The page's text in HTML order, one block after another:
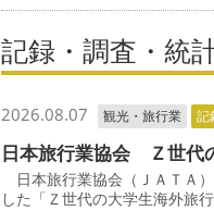
記録・調査・統
2026.08.07 観光・旅行業 記
日本旅行業協会 Ｚ世代
日本旅行業協会（ＪＡＴＡ
した「Ｚ世代の大学生海外旅